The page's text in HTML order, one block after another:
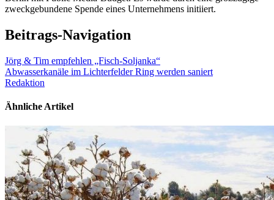
zweckgebundene Spende eines Unternehmens initiiert.
Beitrags-Navigation
Jörg & Tim empfehlen „Fisch-Soljanka“
Abwasserkanäle im Lichterfelder Ring werden saniert
Redaktion
Ähnliche Artikel